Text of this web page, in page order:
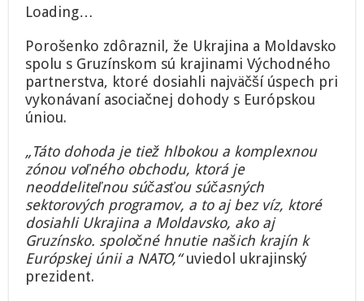
Loading…
Porošenko zdôraznil, že Ukrajina a Moldavsko
spolu s Gruzínskom sú krajinami Východného
partnerstva, ktoré dosiahli najväčší úspech pri
vykonávaní asociačnej dohody s Európskou
úniou.
„Táto dohoda je tiež hlbokou a komplexnou
zónou voľného obchodu, ktorá je
neoddeliteľnou súčasťou súčasných
sektorových programov, a to aj bez víz, ktoré
dosiahli Ukrajina a Moldavsko, ako aj
Gruzínsko. spoločné hnutie našich krajín k
Európskej únii a NATO,“uviedol ukrajinský
prezident.